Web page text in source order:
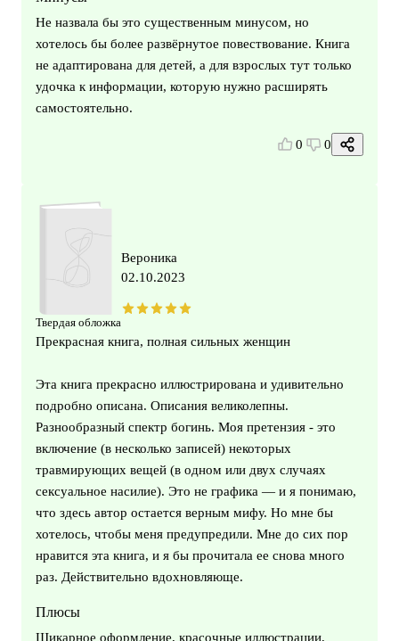
Не назвала бы это существенным минусом, но
хотелось бы более развёрнутое повествование. Книга
не адаптирована для детей, а для взрослых тут только
удочка к информации, которую нужно расширять
самостоятельно.
0 0
Твердая обложка
Вероника
02.10.2023
Прекрасная книга, полная сильных женщин
Эта книга прекрасно иллюстрирована и удивительно
подробно описана. Описания великолепны.
Разнообразный спектр богинь. Моя претензия - это
включение (в несколько записей) некоторых
травмирующих вещей (в одном или двух случаях
сексуальное насилие). Это не графика — и я понимаю,
что здесь автор остается верным мифу. Но мне бы
хотелось, чтобы меня предупредили. Мне до сих пор
нравится эта книга, и я бы прочитала ее снова много
раз. Действительно вдохновляюще.
Плюсы
Шикарное оформление, красочные иллюстрации,